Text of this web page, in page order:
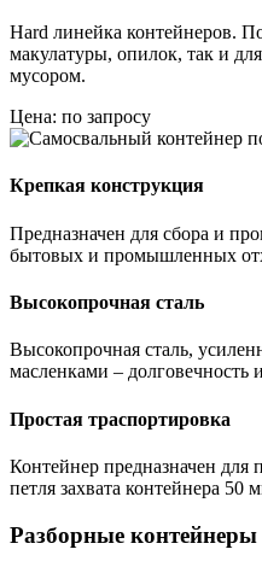
Hard линейка контейнеров.
макулатуры, опилок, так и
мусором.
Цена: по запросу
Крепкая конструкция
Предназначен для сбора и
бытовых и промышленных
Высокопрочная сталь
Высокопрочная сталь,
масленками – долговечность
Простая траспортировка
Контейнер предназначен для
петля захвата контейнера 50
Разборные